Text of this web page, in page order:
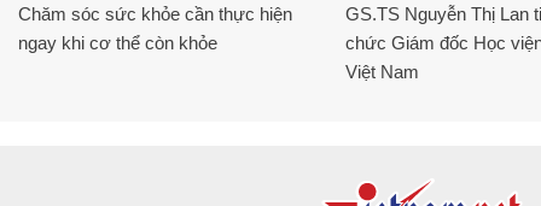
Chăm sóc sức khỏe cần thực hiện
ngay khi cơ thể còn khỏe
GS.TS Nguyễn Thị Lan
chức Giám đốc Học
Việt Nam